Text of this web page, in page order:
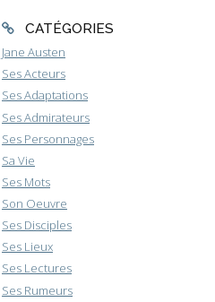
CATÉGORIES
Jane Austen
Ses Acteurs
Ses Adaptations
Ses Admirateurs
Ses Personnages
Sa Vie
Ses Mots
Son Oeuvre
Ses Disciples
Ses Lieux
Ses Lectures
Ses Rumeurs